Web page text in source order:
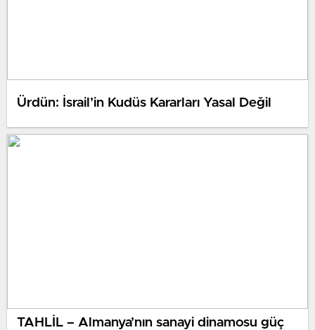
Ürdün: İsrail’in Kudüs Kararları Yasal Değil
TAHLİL – Almanya’nın sanayi dinamosu güç